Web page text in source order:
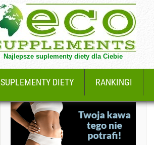
Najlepsze suplementy diety dla Ciebie
SUPLEMENTY DIETY RANKINGI